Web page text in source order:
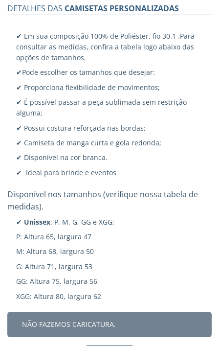
DETALHES DAS CAMISETAS PERSONALIZADAS
✔ Em sua composição 100% de Poliéster, fio 30.1 .Para
consultar as medidas, confira a tabela logo abaixo das
opções de tamanhos.
✔Pode escolher os tamanhos que desejar:
✔ Proporciona flexibilidade de movimentos;
✔ É possível passar a peça sublimada sem restrição
alguma;
✔ Possui costura reforçada nas bordas;
✔ Camiseta de manga curta e gola redonda;
✔ Disponível na cor branca.
✔ Ideal para brinde e eventos
Disponível nos tamanhos (verifique nossa tabela de
medidas).
✔ Unissex: P, M, G, GG e XGG;
P: Altura 65, largura 47
M: Altura 68, largura 50
G: Altura 71, largura 53
GG: Altura 75, largura 56
XGG: Altura 80, largura 62
NÃO FAZEMOS CARICATURA.